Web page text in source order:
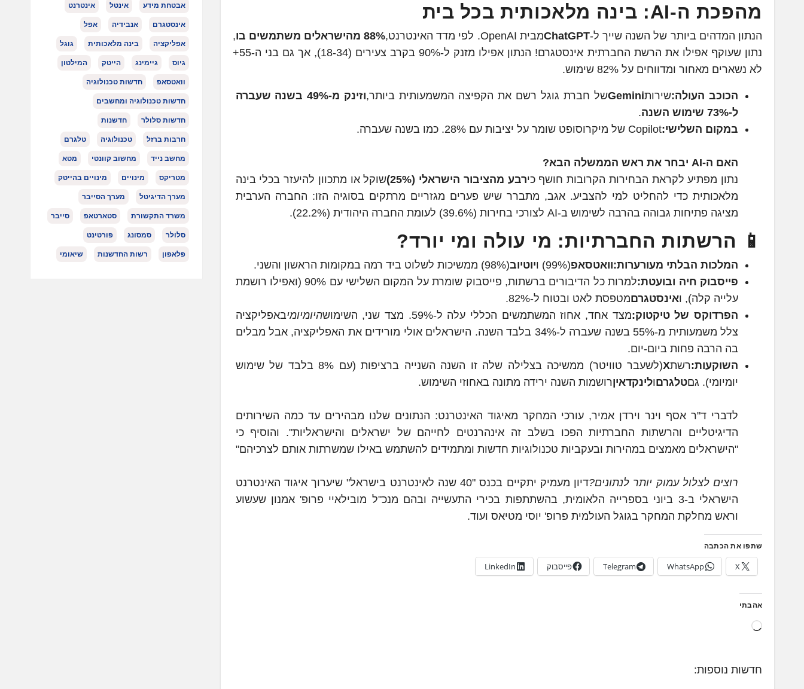
מהפכת ה-AI: בינה מלאכותית בכל בית
הנתון המדהים ביותר של השנה שייך ל-ChatGPTמבית OpenAI. לפי מדד האינטרנט, 88% מהישראלים משתמשים בו
,
נתון שעוקף אפילו את הרשת החברתית אינסטגרם! הנתון אפילו מזנק ל-90% בקרב צעירים (18-34), אך גם בני ה-55+
לא נשארים מאחור ומדווחים על 82% שימוש.
הכוכב העולה:שירותGeminiשל חברת גוגל רשם את הקפיצה המשמעותית ביותר,
וזינק מ-49% בשנה שעברה
ל-73% שימוש השנה
.
במקום השלישי:Copilot של מיקרוסופט שומר על יציבות עם 28%. כמו בשנה שעברה.
האם ה-AI יבחר את ראש הממשלה הבא?
נתון מפתיע לקראת הבחירות הקרובות חושף כירבע מהציבור הישראלי (25%)
שוקל או מתכוון להיעזר בכלי בינה
מלאכותית כדי להחליט למי להצביע. אגב, מתברר שיש פערים מגזריים מרתקים בסוגיה הזו: החברה הערבית
מציגה פתיחות גבוהה בהרבה לשימוש ב-AI לצורכי בחירות (39.6%) לעומת החברה היהודית (22.2%).
📱 הרשתות החברתיות: מי עולה ומי יורד?
המלכות הבלתי מעורערות:וואטסאפ(99%) ו יוטיוב(98%) ממשיכות לשלוט ביד רמה במקומות הראשון והשני.
פייסבוק חיה ובועטת:
למרות כל הדיבורים ברשתות, פייסבוק שומרת על המקום השלישי עם 90% (ואפילו רושמת
עלייה קלה), ואינסטגרםמטפסת לאט ובטוח ל-82%.
הפרדוקס של טיקטוק:מצד אחד, אחוז המשתמשים הכללי עלה ל-59%. מצד שני, השימוש היומיומיבאפליקציה
צלל משמעותית מ-55% בשנה שעברה ל-34% בלבד השנה. הישראלים אולי מורידים את האפליקציה, אבל מבלים
בה הרבה פחות ביום-יום.
השוקעות:רשתX
(לשעבר טוויטר) ממשיכה בצלילה שלה זו השנה השנייה ברציפות (עם 8% בלבד של שימוש
יומיומי). גםטלגרםולינקדאיןרושמות השנה ירידה מתונה באחוזי השימוש.
לדברי ד"ר אסף וינר וירדן אמיר, עורכי המחקר מאיגוד האינטרנט: הנתונים שלנו מבהירים עד כמה השירותים
הדיגיטליים והרשתות החברתיות הפכו בשלב זה אינהרנטים לחייהם של ישראלים והישראליות". והוסיף כי
"הישראלים מאמצים במהירות ובעקביות טכנולוגיות חדשות ומתמידים להשתמש באילו שמשרתות אותם לצרכיהם"
רוצים לצלול עמוק יותר לנתונים?
דיון מעמיק יתקיים בכנס "40 שנה לאינטרנט בישראל" שיערוך איגוד האינטרנט
הישראלי ב-3 ביוני בספרייה הלאומית, בהשתתפות בכירי התעשייה ובהם מנכ"ל מובילאיי פרופ' אמנון שעשוע
וראש מחלקת המחקר בגוגל העולמית פרופ' יוסי מטיאס ועוד.
שתפו את הכתבה
X
WhatsApp
Telegram פייסבוק LinkedIn
אהבתי
ט
חדשות נוספות:
אבטחת מידע אינטל אינטרנט
אינסטגרם אנבידיה אפל
אפליקציה בינה מלאכותית גוגל
גיוס גיימינג הייטק המילטון
וואטסאפ חדשות טכנולוגיה
חדשות טכנולוגיה ומחשבים
חדשות סלולר חדשנות
חרבות ברזל טכנולוגיה טלגרם
מחשב נייד מחשוב קוונטי מטא
מטריקס מינויים מינויים בהייטק
מערך הדיגיטל מערך הסייבר
משרד התקשורת סטארטאפ סייבר
סלולר סמסונג פורטינט
פלאפון רשות החדשנות שיאומי